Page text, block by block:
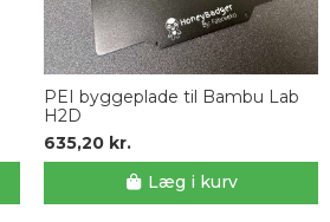
PEI byggeplade til Bambu Lab
H2D
635,20 kr.
Læg i kurv